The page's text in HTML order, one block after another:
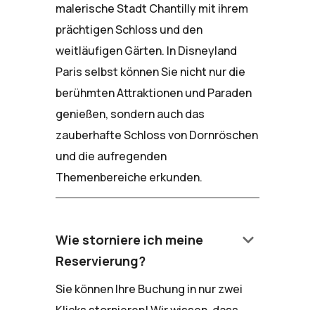
malerische Stadt Chantilly mit ihrem
prächtigen Schloss und den
weitläufigen Gärten. In Disneyland
Paris selbst können Sie nicht nur die
berühmten Attraktionen und Paraden
genießen, sondern auch das
zauberhafte Schloss von Dornröschen
und die aufregenden
Themenbereiche erkunden.
Wie storniere ich meine
Reservierung?
keyboard_arrow_down
Sie können Ihre Buchung in nur zwei